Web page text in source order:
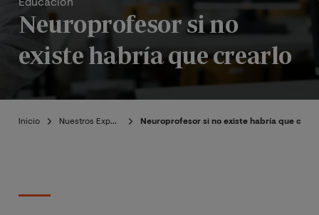
Educación
Neuroprofesor si no
existe habría que crearlo
Inicio Nuestros Expertos Neuroprofesor si no existe habría que